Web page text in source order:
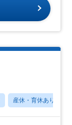
産休・育休あり